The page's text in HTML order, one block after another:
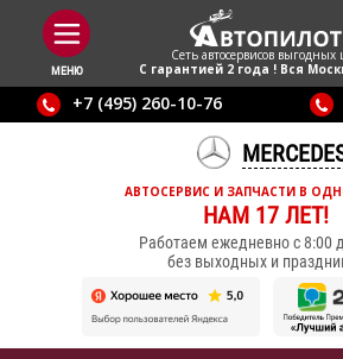
МЕНЮ
Сеть автосервисов выгодныx
С гарантией 2 года ! Вся
+7 (495) 260-10-76
АВТОСЕРВИС И ЗАПЧАСТИ В
НАМ 17 ЛЕТ!
Работаем ежедневно с 8:00
без выходных и